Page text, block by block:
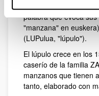
SAGARLUP es una
palabra que evoca
"manzana" en
(LUPulua, "lúpulo").
El lúpulo crece en los
caserío de la familia
manzanos que tienen
tanto, elaborado con